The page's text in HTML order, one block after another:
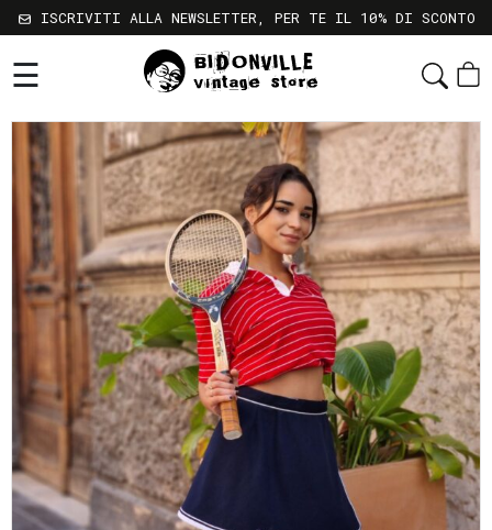
Shop
Chi
Siamo
Sostenibilità
Servizi
Contatti
Gift
Card
Newsletter
Termini
e
Condizioni
Spedizioni
e
resi
ISCRIVITI ALLA NEWSLETTER, PER TE IL 10% DI SCONTO
☰